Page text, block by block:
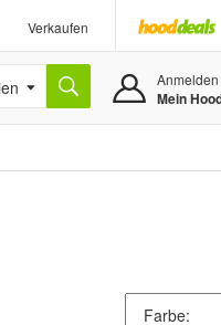
Verkaufen
Anmelden
Mein